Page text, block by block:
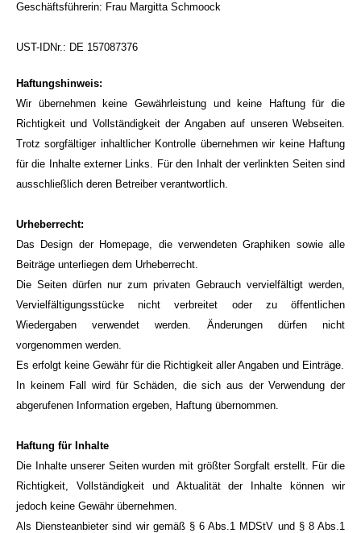
Geschäftsführerin: Frau Margitta Schmoock
UST-IDNr.: DE 157087376
Haftungshinweis:
Wir übernehmen keine Gewährleistung und keine Haftung für die
Richtigkeit und Vollständigkeit der Angaben auf unseren Webseiten.
Trotz sorgfältiger inhaltlicher Kontrolle übernehmen wir keine Haftung
für die Inhalte externer Links. Für den Inhalt der verlinkten Seiten sind
ausschließlich deren Betreiber verantwortlich.
Urheberrecht:
Das Design der Homepage, die verwendeten Graphiken sowie alle
Beiträge unterliegen dem Urheberrecht.
Die Seiten dürfen nur zum privaten Gebrauch vervielfältigt werden,
Vervielfältigungsstücke nicht verbreitet oder zu öffentlichen
Wiedergaben verwendet werden. Änderungen dürfen nicht
vorgenommen werden.
Es erfolgt keine Gewähr für die Richtigkeit aller Angaben und Einträge.
In keinem Fall wird für Schäden, die sich aus der Verwendung der
abgerufenen Information ergeben, Haftung übernommen.
Haftung für Inhalte
Die Inhalte unserer Seiten wurden mit größter Sorgfalt erstellt. Für die
Richtigkeit, Vollständigkeit und Aktualität der Inhalte können wir
jedoch keine Gewähr übernehmen.
Als Diensteanbieter sind wir gemäß § 6 Abs.1 MDStV und § 8 Abs.1